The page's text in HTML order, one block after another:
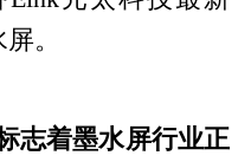
。
志着墨水屏行业正